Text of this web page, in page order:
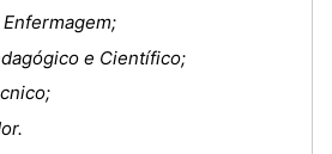
e Científico;